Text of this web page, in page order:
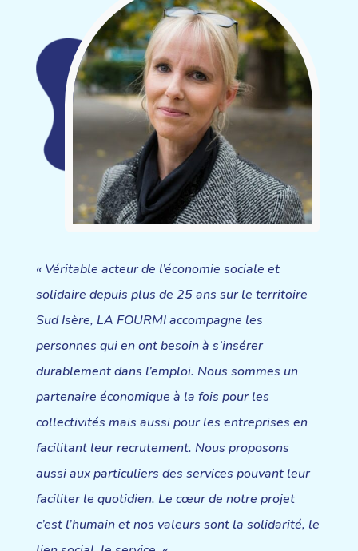
« Véritable acteur de l’économie sociale et
solidaire depuis plus de 25 ans sur le territoire
Sud Isère, LA FOURMI accompagne les
personnes qui en ont besoin à s’insérer
durablement dans l’emploi. Nous sommes un
partenaire économique à la fois pour les
collectivités mais aussi pour les entreprises en
facilitant leur recrutement. Nous proposons
aussi aux particuliers des services pouvant leur
faciliter le quotidien. Le cœur de notre projet
c’est l’humain et nos valeurs sont la solidarité, le